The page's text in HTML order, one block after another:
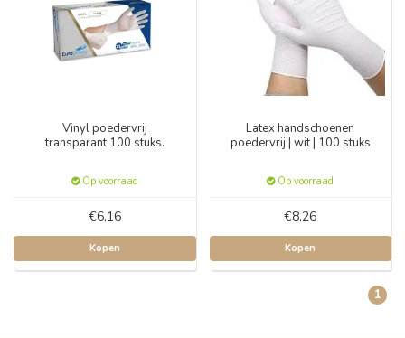
Vinyl poedervrij
transparant 100 stuks.
Op voorraad
€6,16
Kopen
Latex handschoenen
poedervrij | wit | 100 stuks
Op voorraad
€8,26
Kopen
1